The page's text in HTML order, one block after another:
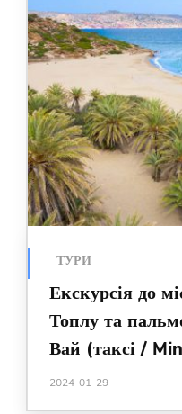
ТУРИ
Екскурсія до
Топлу та
Вай (таксі /
2024-01-29